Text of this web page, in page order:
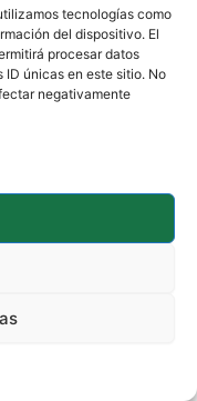
tecnologías como
del dispositivo. El
procesar datos
únicas en este sitio. No
negativamente
de Irún
con